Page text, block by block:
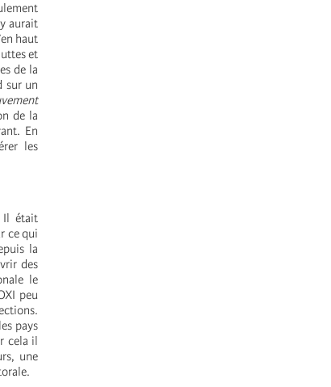
aurait
haut
et
de la
sur un
de la
En
les
Il était
ce qui
la
des
le
peu
pays
cela il
une